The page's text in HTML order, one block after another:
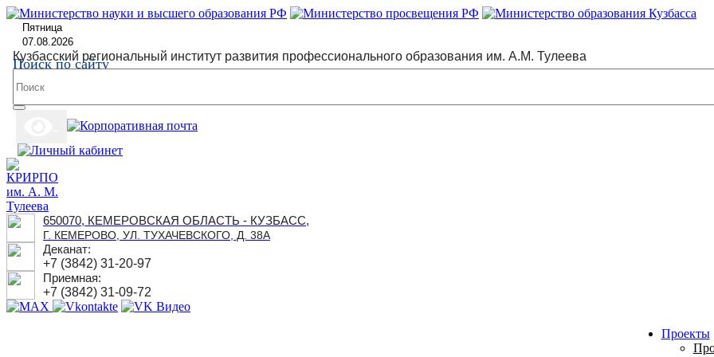
Пятница
07.08.2026
Кузбасский региональный институт развития профессионального образования им. А.М. Тулеева
Поиск по сайту
650070, КЕМЕРОВСКАЯ ОБЛАСТЬ - КУЗБАСС,
Г. КЕМЕРОВО, УЛ. ТУХАЧЕВСКОГО, Д. 38А
Деканат:
+7 (3842) 31-20-97
Приемная:
+7 (3842) 31-09-72
Проекты